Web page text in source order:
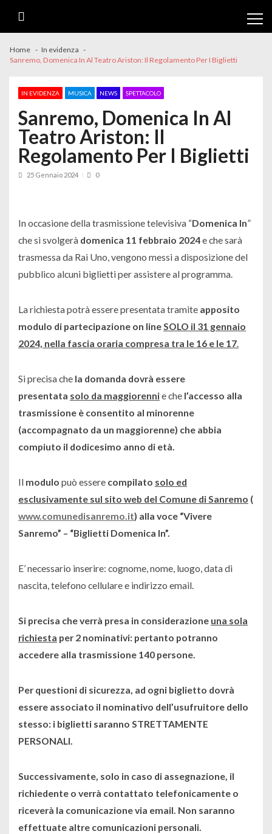
Home
In evidenza
Sanremo, Domenica In Al Teatro Ariston: Il Regolamento Per I Biglietti
IN EVIDENZA MUSICA NEWS SPETTACOLO
Sanremo, Domenica In Al
Teatro Ariston: Il
Regolamento Per I Biglietti
25 Gennaio 2024 0
In occasione della trasmissione televisiva “Domenica In”
che si svolgerà domenica 11 febbraio 2024e che sarà
trasmessa da Rai Uno, vengono messi a disposizione del
pubblico alcuni biglietti per assistere al programma.
La richiesta potrà essere presentata tramite apposito
modulo di partecipazione on lineSOLO il 31 gennaio
2024, nella fascia oraria compresa tra le 16 e le 17.
Si precisa che la domanda dovrà essere
presentata solo da maggiorennie che l’accesso alla
trasmissione è consentito al minorenne
(accompagnato da un maggiorenne) che abbia
compiuto il dodicesimo anno di età.
Il modulo può essere compilato solo ed
esclusivamente sul sito web del Comune di Sanremo (
www.comunedisanremo.it) alla voce “Vivere
Sanremo” – “Biglietti Domenica In”.
E’ necessario inserire: cognome, nome, luogo, data di
nascita, telefono cellulare e indirizzo email.
Si precisa che verrà presa in considerazione una sola
richiesta per 2 nominativi: pertanto potranno
accedere alla trasmissione 140 persone.
Per questioni di sicurezza, ad ogni biglietto dovrà
essere associato il nominativo dell’usufruitore dello
stesso: i biglietti saranno STRETTAMENTE
PERSONALI.
Successivamente, solo in caso di assegnazione, il
richiedente o verrà contattato telefonicamente o
riceverà la comunicazione via email. Non saranno
effettuate altre comunicazioni personali.